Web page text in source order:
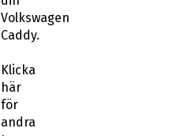
Volkswagen
Caddy.
Klicka
här
för
andra